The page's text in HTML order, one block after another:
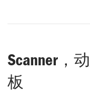
Scanner，
板